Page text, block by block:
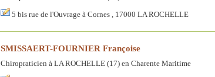
5 bis rue de l'Ouvrage à Cornes , 17000 LA ROCHELLE
SMISSAERT-FOURNIER Françoise
Chiropraticien à LA ROCHELLE (17) en Charente Maritime